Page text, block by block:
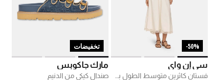
50%-
سي إن واي
تخفيضات
مارك جاكوبس
صندال كيكي من الدنيم